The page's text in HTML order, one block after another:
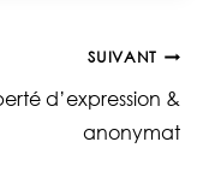
SUIVANT
d’expression &
anonymat